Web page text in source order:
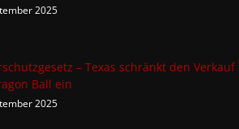
2025
– Texas schränkt den Verkauf
Ball ein
2025